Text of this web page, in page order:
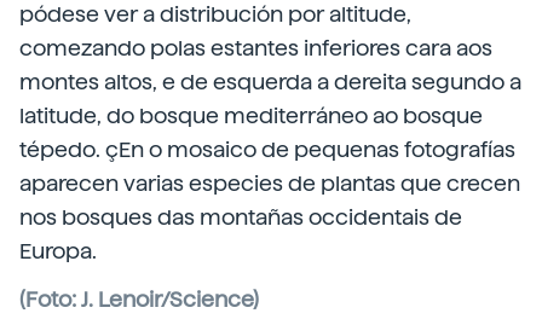
pódese ver a distribución por altitude,
comezando polas estantes inferiores cara aos
montes altos, e de esquerda a dereita segundo a
latitude, do bosque mediterráneo ao bosque
tépedo. çEn o mosaico de pequenas fotografías
aparecen varias especies de plantas que crecen
nos bosques das montañas occidentais de
Europa.
(Foto: J. Lenoir/Science)